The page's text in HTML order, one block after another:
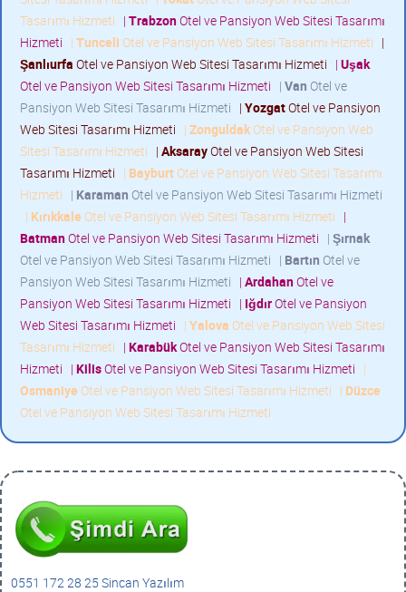
Tasarımı Hizmeti | TrabzonOtel ve Pansiyon Web Sitesi Tasarımı
Hizmeti | Tunceli Otel ve Pansiyon Web Sitesi Tasarımı Hizmeti |
Şanlıurfa Otel ve Pansiyon Web Sitesi Tasarımı Hizmeti | Uşak
Otel ve Pansiyon Web Sitesi Tasarımı Hizmeti | Van Otel ve
Pansiyon Web Sitesi Tasarımı Hizmeti | YozgatOtel ve Pansiyon
Web Sitesi Tasarımı Hizmeti | ZonguldakOtel ve Pansiyon Web
Sitesi Tasarımı Hizmeti | AksarayOtel ve Pansiyon Web Sitesi
Tasarımı Hizmeti | Bayburt Otel ve Pansiyon Web Sitesi Tasarımı
Hizmeti | Karaman Otel ve Pansiyon Web Sitesi Tasarımı Hizmeti
| Kırıkkale Otel ve Pansiyon Web Sitesi Tasarımı Hizmeti |
BatmanOtel ve Pansiyon Web Sitesi Tasarımı Hizmeti | Şırnak
Otel ve Pansiyon Web Sitesi Tasarımı Hizmeti | Bartın Otel ve
Pansiyon Web Sitesi Tasarımı Hizmeti | ArdahanOtel ve
Pansiyon Web Sitesi Tasarımı Hizmeti | IğdırOtel ve Pansiyon
Web Sitesi Tasarımı Hizmeti | Yalova Otel ve Pansiyon Web Sitesi
Tasarımı Hizmeti | KarabükOtel ve Pansiyon Web Sitesi Tasarımı
Hizmeti | KilisOtel ve Pansiyon Web Sitesi Tasarımı Hizmeti |
Osmaniye Otel ve Pansiyon Web Sitesi Tasarımı Hizmeti | Düzce
Otel ve Pansiyon Web Sitesi Tasarımı Hizmeti
0551 172 28 25 Sincan Yazılım